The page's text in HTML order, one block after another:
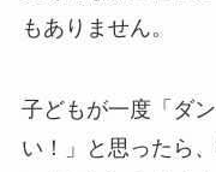
もありません。
子どもが一度「ダ
い！」と思ったら、